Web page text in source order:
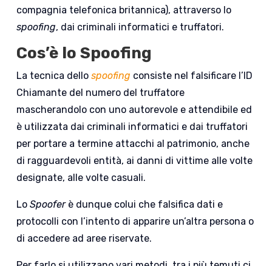
compagnia telefonica britannica), attraverso lo
spoofing, dai criminali informatici e truffatori.
Cos’è lo Spoofing
La tecnica dellospoofing consiste nel falsificare l’ID
Chiamante del numero del truffatore
mascherandolo con uno autorevole e attendibile ed
è utilizzata dai criminali informatici e dai truffatori
per portare a termine attacchi al patrimonio, anche
di ragguardevoli entità, ai danni di vittime alle volte
designate, alle volte casuali.
LoSpoofer è dunque colui che falsifica dati e
protocolli con l’intento di apparire un’altra persona o
di accedere ad aree riservate.